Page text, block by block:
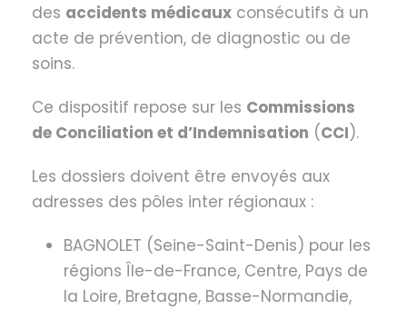
des accidents médicaux consécutifs à un
acte de prévention, de diagnostic ou de
soins.
Ce dispositif repose sur les Commissions
de Conciliation et d’Indemnisation (CCI).
Les dossiers doivent être envoyés aux
adresses des pôles inter régionaux :
BAGNOLET (Seine-Saint-Denis) pour les
régions Île-de-France, Centre, Pays de
la Loire, Bretagne, Basse-Normandie,